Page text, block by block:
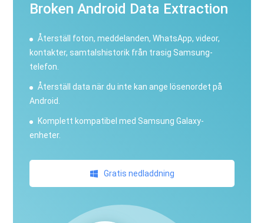
Broken Android Data Extraction
Återställ foton, meddelanden, WhatsApp, videor,
kontakter, samtalshistorik från trasig Samsung-
telefon.
Återställ data när du inte kan ange lösenordet på
Android.
Komplett kompatibel med Samsung Galaxy-
enheter.
Gratis nedladdning